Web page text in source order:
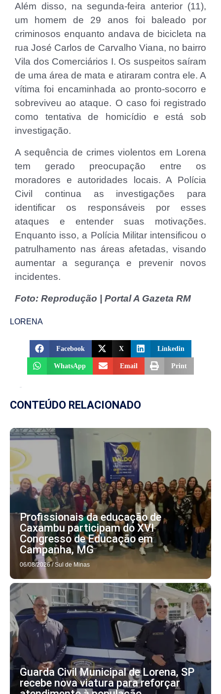
Além disso, na segunda-feira anterior (11),
um homem de 29 anos foi baleado por
criminosos enquanto andava de bicicleta na
rua José Carlos de Carvalho Viana, no bairro
Vila dos Comerciários I. Os suspeitos saíram
de uma área de mata e atiraram contra ele. A
vítima foi encaminhada ao pronto-socorro e
sobreviveu ao ataque. O caso foi registrado
como tentativa de homicídio e está sob
investigação.
A sequência de crimes violentos em Lorena
tem gerado preocupação entre os
moradores e autoridades locais. A Polícia
Civil continua as investigações para
identificar os responsáveis por esses
ataques e entender suas motivações.
Enquanto isso, a Polícia Militar intensificou o
patrulhamento nas áreas afetadas, visando
aumentar a segurança e prevenir novos
incidentes.
Foto: Reprodução | Portal A Gazeta RM
LORENA
Facebook X Linkedin
WhatsApp Email Print
CONTEÚDO RELACIONADO
Profissionais da educação de
Caxambu participam do XVI
Congresso de Educação em
Campanha, MG
06/08/2026 / Sul de Minas
Guarda Civil Municipal de Lorena, SP
recebe nova viatura para reforçar